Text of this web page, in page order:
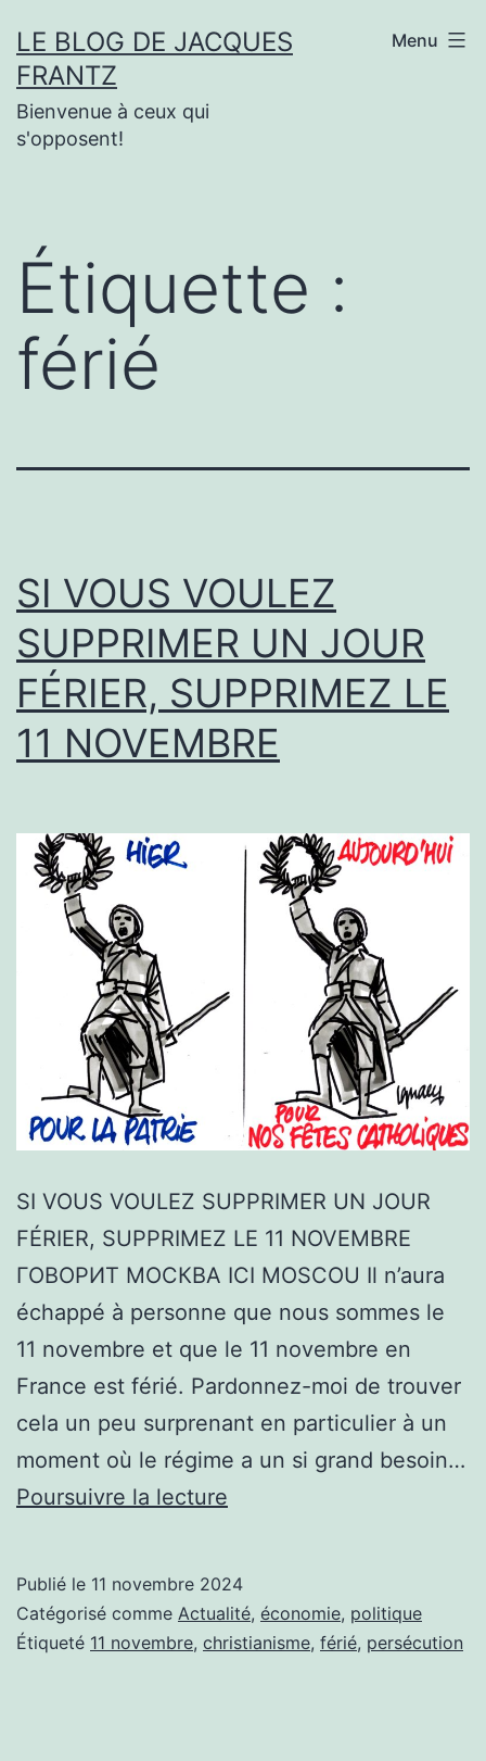
au
contenu
LE BLOG DE JACQUES
FRANTZ
Bienvenue à ceux qui
s'opposent!
Menu
Étiquette :
férié
SI VOUS VOULEZ
SUPPRIMER UN JOUR
FÉRIER, SUPPRIMEZ LE
11 NOVEMBRE
SI VOUS VOULEZ SUPPRIMER UN JOUR
FÉRIER, SUPPRIMEZ LE 11 NOVEMBRE
ГОВОРИТ МОСКВА ICI MOSCOU Il n’aura
échappé à personne que nous sommes le
11 novembre et que le 11 novembre en
France est férié. Pardonnez-moi de trouver
cela un peu surprenant en particulier à un
moment où le régime a un si grand besoin…
Poursuivre la lecture
SUPPRIMER
UN
Publié le 11 novembre 2024
Catégorisé comme Actualité, économie, politique
Étiqueté 11 novembre, christianisme, férié, persécution